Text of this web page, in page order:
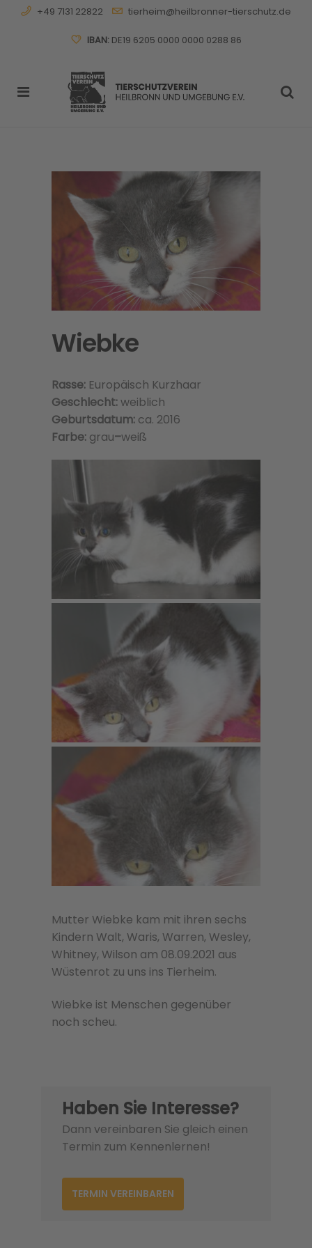
+49 7131 22822 tierheim@heilbronner-tierschutz.de
IBAN:DE19 6205 0000 0000 0288 86
Wiebke
Rasse: Europäisch Kurzhaar
Geschlecht:weiblich
Geburtsdatum: ca. 2016
Farbe: grau–weiß
Mutter Wiebke kam mit ihren sechs
Kindern Walt, Waris, Warren, Wesley,
Whitney, Wilson am 08.09.2021 aus
Wüstenrot zu uns ins Tierheim.
Wiebke ist Menschen gegenüber
noch scheu.
Haben Sie Interesse?
Dann vereinbaren Sie gleich einen
Termin zum Kennenlernen!
TERMIN VEREINBAREN